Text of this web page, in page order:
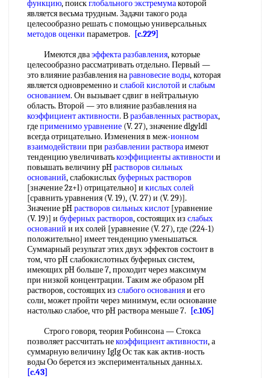
функцию, поискглобального экстремумакоторой
является весьма трудным. Задачи такого рода
целесообразно решать с помощью универсальных
методов оценки параметров.
[c.229]
Имеются дваэффекта разбавления, которые
целесообразно рассматривать отдельно. Первый —
это влияние разбавления наравновесие воды, которая
является одновременно и слабой кислотой и слабым
основанием. Он вызывает сдвиг в нейтральную
область. Второй — это влияние разбавления на
коэффициент активности. Вразбавленных растворах,
гдеприменимо уравнение (V. 27), значение dlgyldl
всегда отрицательно. Изменения в меж-ионном
взаимодействии при разбавлении раствораимеют
тенденцию увеличиватькоэффициенты активности и
повышать величину pHрастворов сильных
оснований, слабокислыхбуферных растворов
[значение 2z+l) отрицательно] и кислых солей
[сравнить уравнения (V. 19), (V. 27) и (V. 29)].
Значение pHрастворов сильных кислот [уравнение
(V. 19)] и буферных растворов, состоящих из слабых
оснований и их солей [уравнение (V. 27), где (224-1)
положительно] имеет тенденцию уменьшаться.
Суммарный результат этих двух эффектов состоит в
том, что pH слабокислотных буферных систем,
имеющих pH больше 7, проходит через максимум
при низкой концентрации. Таким же образом pH
растворов, состоящих из слабого основанияи его
соли, может пройти через минимум, если основание
настолько слабое, что pH раствора меньше 7.
[c.105]
Строго говоря, теория Робинсона — Стокса
позволяет рассчитать некоэффициент активности, а
суммарную величину IgIg Ос так как актив-иость
воды Оо берется из экспериментальных данны.х.
[c.43]